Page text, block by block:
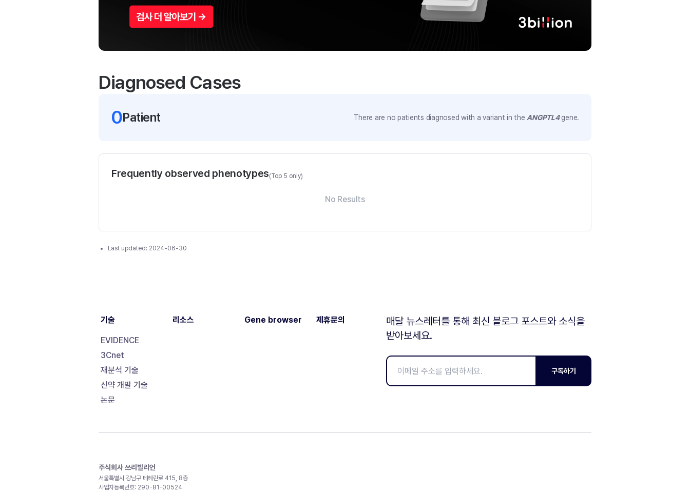
Diagnosed Cases
0Patient There are no patients diagnosed with a variant in the ANGPTL4gene.
Frequently observed phenotypes(Top 5 only)
No Results
Last updated: 2024-06-30
기술
EVIDENCE
3Cnet
재분석 기술
신약 개발 기술
논문
리소스 Gene browser 제휴문의
매달 뉴스레터를 통해 최신 블로그 포스트와 소식을
받아보세요.
구독하기
주식회사 쓰리빌리언
서울특별시 강남구 테헤란로 415, 8층
사업자등록번호: 290-81-00524